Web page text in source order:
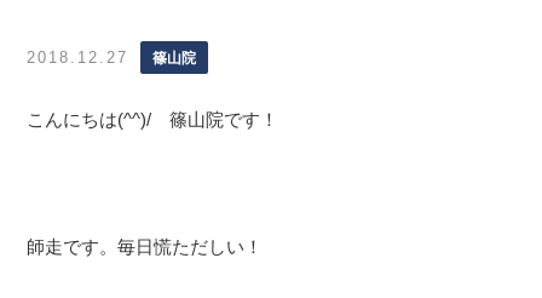
2018.12.27 篠山院
こんにちは(^^)/ 篠山院です！
師走です。毎日慌ただしい！